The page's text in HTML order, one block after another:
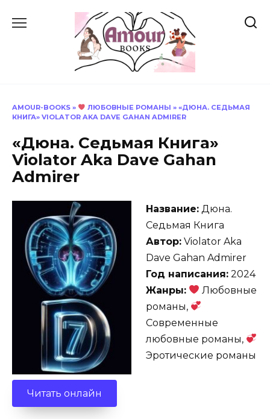
AMOUR-BOOKS » ЛЮБОВНЫЕ РОМАНЫ » «ДЮНА. СЕДЬМАЯ
КНИГА» VIOLATOR AKA DAVE GAHAN ADMIRER
«Дюна. Седьмая Книга»
Violator Aka Dave Gahan
Admirer
Название: Дюна.
Седьмая Книга
Автор: Violator Aka
Dave Gahan Admirer
Год написания: 2024
Жанры:
Любовные
романы,
Современные
любовные романы,
Эротические романы
Читать онлайн